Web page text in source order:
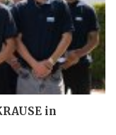
in